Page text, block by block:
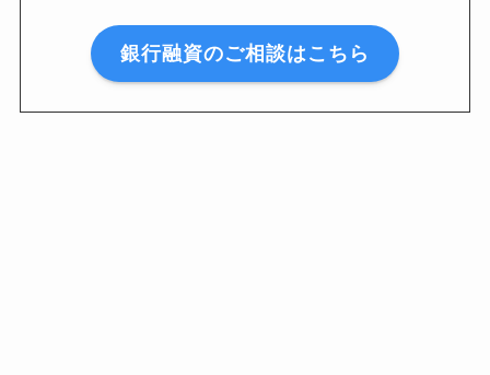
銀行融資のご相談はこちら